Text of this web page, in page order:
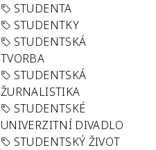
STUDENTA
STUDENTKY
STUDENTSKÁ
TVORBA
STUDENTSKÁ
ŽURNALISTIKA
STUDENTSKÉ
UNIVERZITNÍ DIVADLO
STUDENTSKÝ ŽIVOT